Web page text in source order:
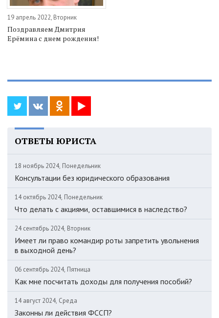
19 апрель 2022, Вторник
Поздравляем Дмитрия
Ерёмина с днем рождения!
ОТВЕТЫ ЮРИСТА
18 ноябрь 2024, Понедельник
Консультации без юридического образования
14 октябрь 2024, Понедельник
Что делать с акциями, оставшимися в наследство?
24 сентябрь 2024, Вторник
Имеет ли право командир роты запретить увольнения
в выходной день?
06 сентябрь 2024, Пятница
Как мне посчитать доходы для получения пособий?
14 август 2024, Среда
Законны ли действия ФССП?